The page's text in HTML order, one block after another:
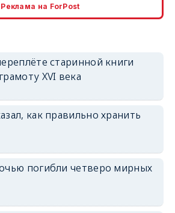
erid: 2SDnjdvhGXG
Реклама на ForPost
старинной книги
XVI века
как правильно хранить
погибли четверо мирных